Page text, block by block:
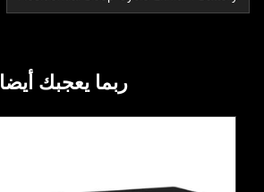
ربما يعجبك أيضا